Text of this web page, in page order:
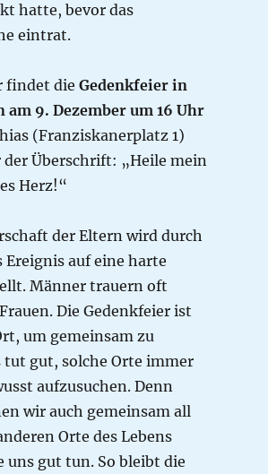
hatte, bevor das
eintrat.
findet die Gedenkfeier in
am 9. Dezember um 16 Uhr
(Franziskanerplatz 1)
Überschrift: „Heile mein
Herz!“
der Eltern wird durch
Ereignis auf eine harte
Männer trauern oft
Die Gedenkfeier ist
um gemeinsam zu
tut gut, solche Orte immer
aufzusuchen. Denn
wir auch gemeinsam all
Orte des Lebens
uns gut tun. So bleibt die